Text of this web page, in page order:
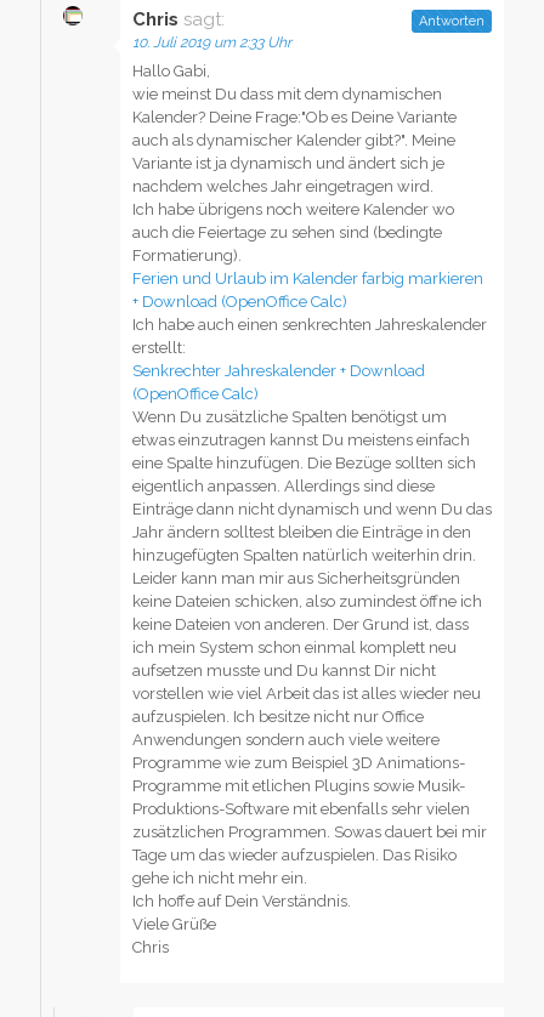
Chris sagt:
10. Juli 2019 um 2:33 Uhr
Hallo Gabi,
wie meinst Du dass mit dem dynamischen
Kalender? Deine Frage:"Ob es Deine Variante
auch als dynamischer Kalender gibt?". Meine
Variante ist ja dynamisch und ändert sich je
nachdem welches Jahr eingetragen wird.
Ich habe übrigens noch weitere Kalender wo
auch die Feiertage zu sehen sind (bedingte
Formatierung).
Ferien und Urlaub im Kalender farbig markieren
+ Download (OpenOffice Calc)
Ich habe auch einen senkrechten Jahreskalender
erstellt:
Senkrechter Jahreskalender + Download
(OpenOffice Calc)
Wenn Du zusätzliche Spalten benötigst um
etwas einzutragen kannst Du meistens einfach
eine Spalte hinzufügen. Die Bezüge sollten sich
eigentlich anpassen. Allerdings sind diese
Einträge dann nicht dynamisch und wenn Du das
Jahr ändern solltest bleiben die Einträge in den
hinzugefügten Spalten natürlich weiterhin drin.
Leider kann man mir aus Sicherheitsgründen
keine Dateien schicken, also zumindest öffne ich
keine Dateien von anderen. Der Grund ist, dass
ich mein System schon einmal komplett neu
aufsetzen musste und Du kannst Dir nicht
vorstellen wie viel Arbeit das ist alles wieder neu
aufzuspielen. Ich besitze nicht nur Office
Anwendungen sondern auch viele weitere
Programme wie zum Beispiel 3D Animations-
Programme mit etlichen Plugins sowie Musik-
Produktions-Software mit ebenfalls sehr vielen
zusätzlichen Programmen. Sowas dauert bei mir
Tage um das wieder aufzuspielen. Das Risiko
gehe ich nicht mehr ein.
Ich hoffe auf Dein Verständnis.
Viele Grüße
Chris
Antworten